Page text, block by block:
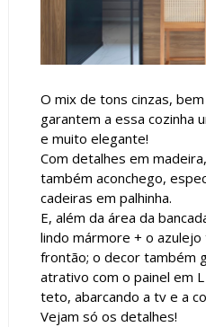
O mix de tons cinzas,
garantem a essa cozinha
e muito elegante!
Com detalhes em
também aconchego,
cadeiras em palhinha.
E, além da área da
lindo mármore + o
frontão; o decor também
atrativo com o painel em
teto, abarcando a tv e a
Vejam só os detalhes!